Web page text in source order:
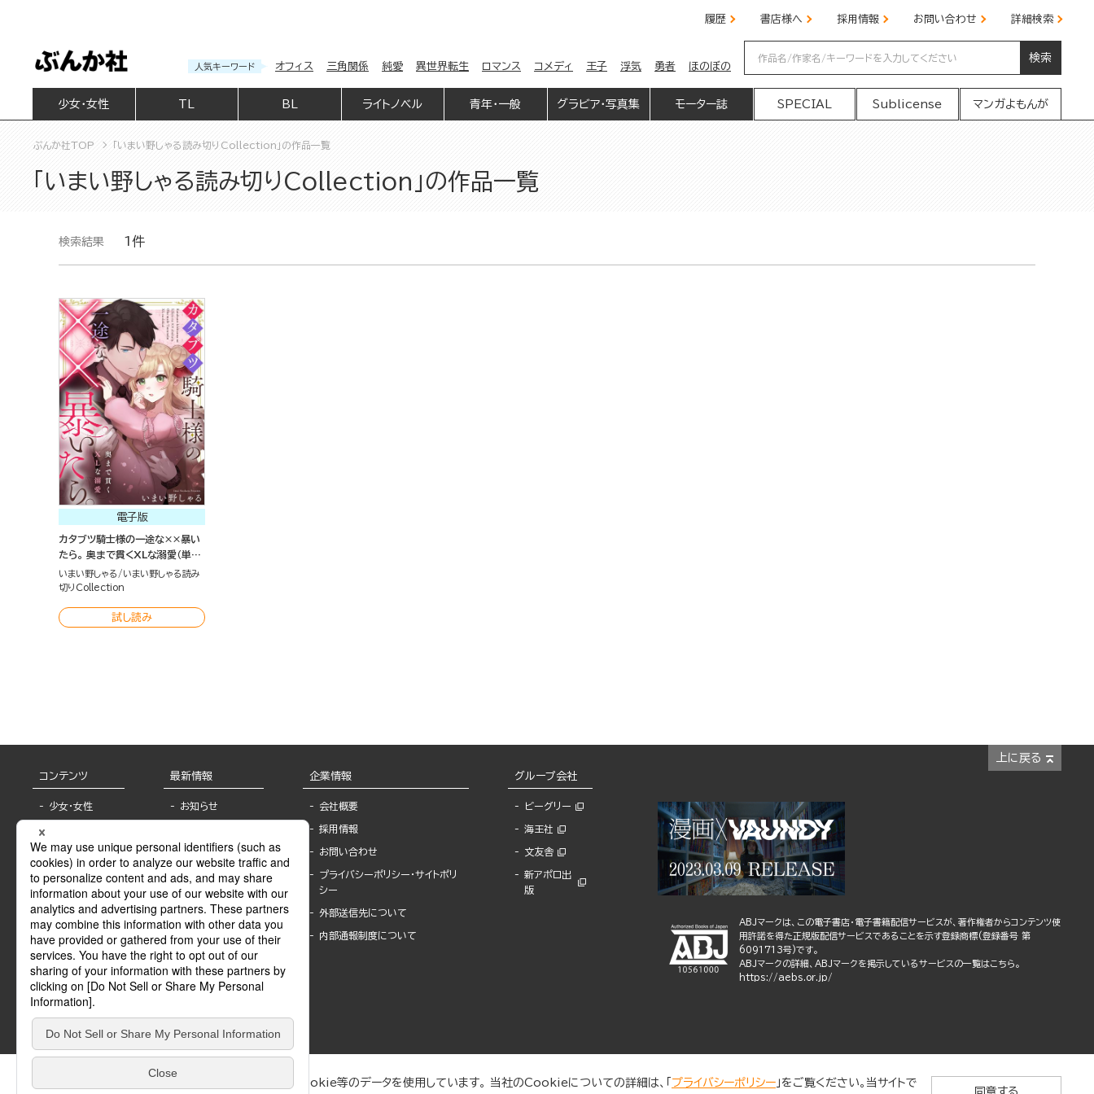
履歴 書店様へ 採用情報 お問い合わせ 詳細検索
人気キーワード オフィス 三角関係 純愛 異世界転生 ロマンス コメディ 王子 浮気 勇者 ほのぼの
検索
少女・女性 BL ライトノベル 青年・一般 グラビア・写真集 モーター誌 SPECIAL Sublicense マンガよもんが
ぶんか社TOP 「いまい野しゃる読み切りCollection」の作品一覧
「いまい野しゃる読み切りCollection」の作品一覧
検索結果 1件
電子版
カタブツ騎士様の一途な××暴い
たら。 奥まで貫くXLな溺愛（単話
版）
いまい野しゃる
いまい野しゃる読み
切りCollection
試し読み
上に戻る
コンテンツ
少女・女性
BL
ライトノベル
青年・一般
グラビア・写真
モーター誌
SPECIAL
Sublicense
最新情報
お知らせ
報
書店様へ
海外ライセンシー
公式SNSアカウ
ント
作家一覧
Keyword list
Author list
企業情報
会社概要
採用情報
お問い合わせ
プライバシーポリシー・サイトポリ
シー
外部送信先について
内部通報制度について
グループ会社
ビーグリー
海王社
文友舎
新アポロ出
版
ABJマークは、この電子書店・電子書籍配信サービスが、著作権者からコンテンツ使
用許諾を得た正規版配信サービスであることを示す登録商標(登録番号 第
6091713号)です。
ABJマークの詳細、ABJマークを掲示しているサービスの一覧はこちら。
https://aebs.or.jp/
ぶんか社が運営するサイトでは、利便性向上のためにCookie等のデータを使用しています。 当社のCookieについての詳細は、「 プライバシーポリシー 」をご覧ください。当サイトで
同意する